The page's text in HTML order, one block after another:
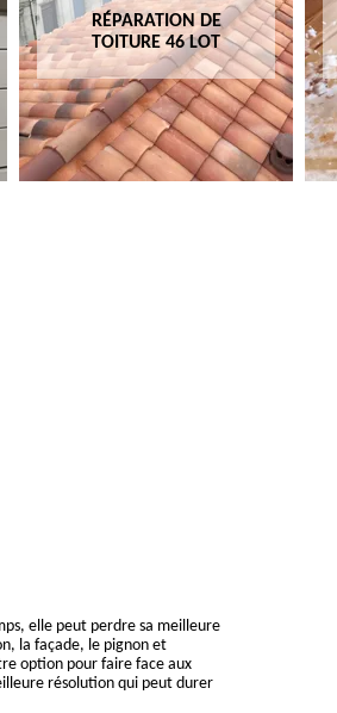
RÉPARATION DE
TOITURE 46 LOT
elle peut perdre sa meilleure
la façade, le pignon et
option pour faire face aux
résolution qui peut durer